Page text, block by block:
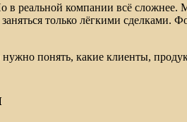
компании всё сложнее.
только лёгкими сделками.
понять, какие клиенты,